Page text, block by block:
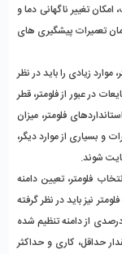
تغییر ناگهانی دما و
زمان تعمیرات پیشگیری های
زیادی را باید در نظر
در عبور از فلومتر، قطر
فلومتر، میزان
و بسیاری از موارد دیگر،
شوند.
فلومتر، تعیین دامنه
نیز باید در نظر گرفته
از دامنه تنظیم شده
حداقل، کاری و حداکثر